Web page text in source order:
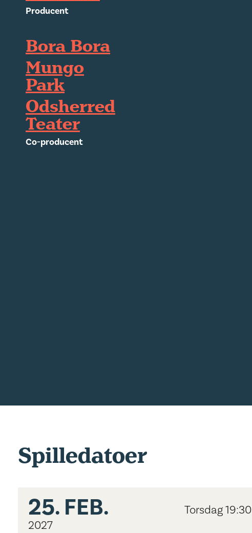
Producent
Bora Bora
Mungo
Park
Odsherred
Teater
Co-producent
Spilledatoer
25. FEB.
2027
Torsdag 19:30